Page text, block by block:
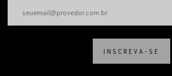
INSCREVA-SE